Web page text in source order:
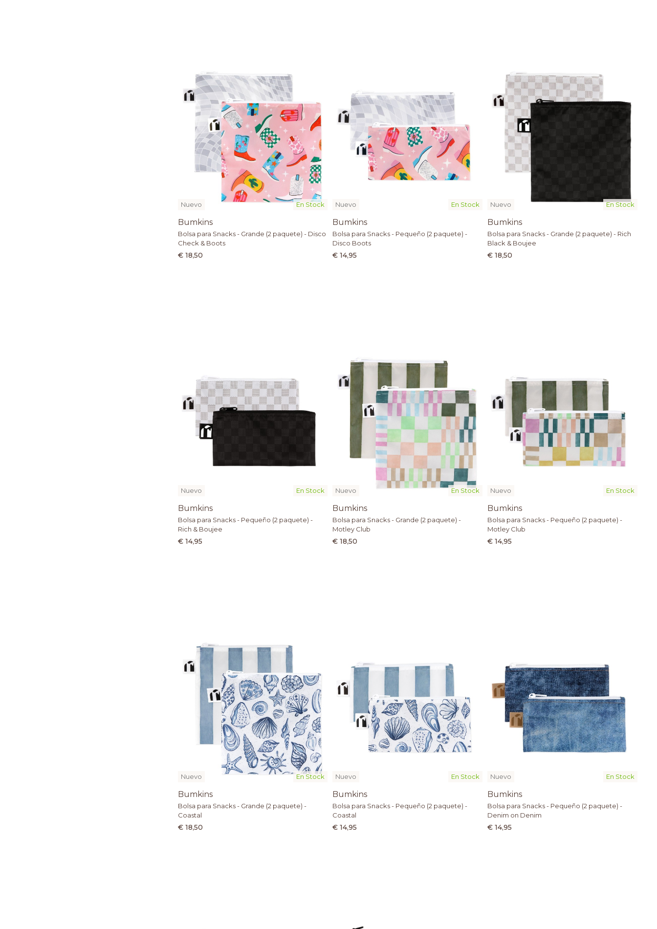
En Stock
Nuevo
Bumkins
Bolsa para Snacks - Grande (2 paquete) - Disco
Check & Boots
€ 18,50
En Stock
Nuevo
Bumkins
Bolsa para Snacks - Pequeño (2 paquete) -
Disco Boots
€ 14,95
En Stock
Nuevo
Bumkins
Bolsa para Snacks - Grande (2 paquete) - Rich
Black & Boujee
€ 18,50
En Stock
Nuevo
Bumkins
Bolsa para Snacks - Pequeño (2 paquete) -
Rich & Boujee
€ 14,95
En Stock
Nuevo
Bumkins
Bolsa para Snacks - Grande (2 paquete) -
Motley Club
€ 18,50
En Stock
Nuevo
Bumkins
Bolsa para Snacks - Pequeño (2 paquete) -
Motley Club
€ 14,95
En Stock
Nuevo
Bumkins
Bolsa para Snacks - Grande (2 paquete) -
Coastal
€ 18,50
En Stock
Nuevo
Bumkins
Bolsa para Snacks - Pequeño (2 paquete) -
Coastal
€ 14,95
En Stock
Nuevo
Bumkins
Bolsa para Snacks - Pequeño (2 paquete) -
Denim on Denim
€ 14,95